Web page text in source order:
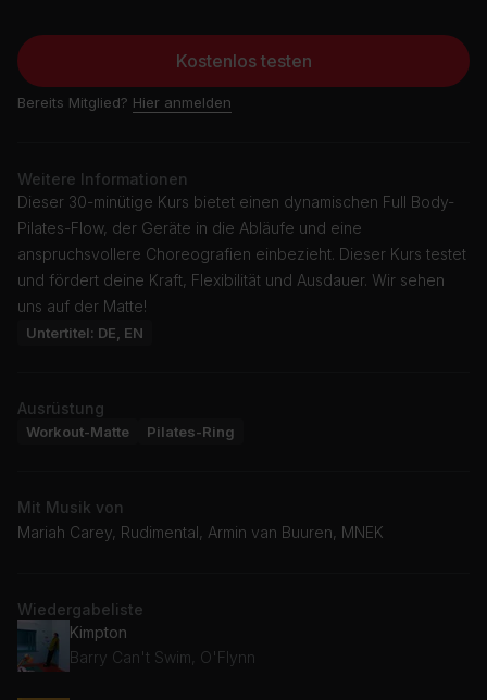
Kostenlos testen
Bereits Mitglied? Hier anmelden
Weitere Informationen
Dieser 30-minütige Kurs bietet einen dynamischen Full Body-
Pilates-Flow, der Geräte in die Abläufe und eine
anspruchsvollere Choreografien einbezieht. Dieser Kurs testet
und fördert deine Kraft, Flexibilität und Ausdauer. Wir sehen
uns auf der Matte!
Untertitel: DE, EN
Ausrüstung
Workout-Matte Pilates-Ring
Mit Musik von
Mariah Carey, Rudimental, Armin van Buuren, MNEK
Wiedergabeliste
Kimpton
Barry Can't Swim, O'Flynn